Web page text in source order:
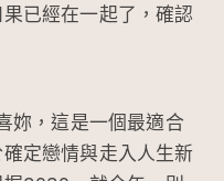
已經在一起了，確認
妳，這是一個最適合
定戀情與走入人生新